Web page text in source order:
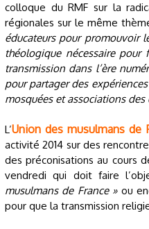
colloque du RMF sur la
régionales sur le même
éducateurs pour promouvoir
théologique nécessaire pour
transmission dans l’ère
pour partager des
mosquées et associations des
L’Union des musulmans de
activité 2014 sur des
des préconisations au cours
vendredi qui doit faire
musulmans de France »ou
pour que la transmission